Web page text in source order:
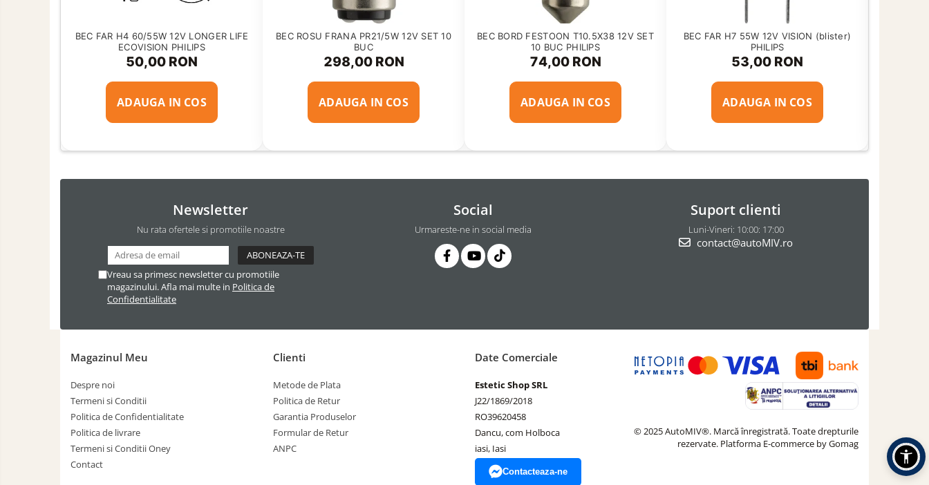
BEC FAR H4 60/55W 12V LONGER LIFE
ECOVISION PHILIPS
50,00 RON
ADAUGA IN COS
BEC ROSU FRANA PR21/5W 12V SET 10
BUC
298,00 RON
ADAUGA IN COS
BEC BORD FESTOON T10.5X38 12V SET
10 BUC PHILIPS
74,00 RON
ADAUGA IN COS
BEC FAR H7 55W 12V VISION (blister)
PHILIPS
53,00 RON
ADAUGA IN COS
Newsletter
Nu rata ofertele si promotiile noastre
Vreau sa primesc newsletter cu promotiile
magazinului. Afla mai multe in Politica de
Confidentialitate
Social
Urmareste-ne in social media
Suport clienti
Luni-Vineri: 10:00: 17:00
contact@autoMIV.ro
Magazinul Meu
Despre noi
Termeni si Conditii
Politica de Confidentialitate
Politica de livrare
Termeni si Conditii Oney
Contact
Clienti
Metode de Plata
Politica de Retur
Garantia Produselor
Formular de Retur
ANPC
Date Comerciale
Estetic Shop SRL
J22/1869/2018
RO39620458
Dancu, com Holboca
iasi, Iasi
Contacteaza-ne
© 2025 AutoMIV®. Marcă înregistrată. Toate drepturile
rezervate. Platforma E-commerce by Gomag